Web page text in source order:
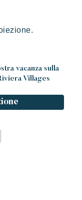
vacanza sulla
Villages